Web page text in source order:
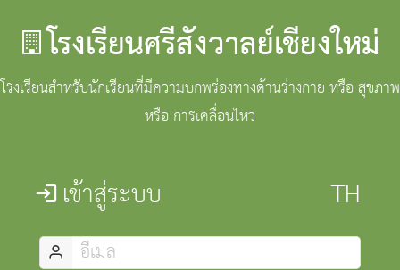
โรงเรียนศรีสังวาลย์เชียงใหม่
โรงเรียนสำหรับนักเรียนที่มีความบกพร่องทางด้านร่างกาย หรือ สุขภาพ
หรือ การเคลื่อนไหว
เข้าสู่ระบบ